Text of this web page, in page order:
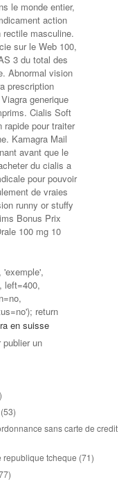
le monde entier,
action
rectile masculine.
sur le Web 100,
3 du total des
Abnormal vision
prescription
generique
Cialis Soft
pour traiter
Kamagra Mail
avant que le
du cialis a
pour pouvoir
de vraies
runny or stuffy
Bonus Prix
100 mg 10
'exemple',
left=400,
return
en suisse
un
(53)
sans carte de credit
republique tcheque (71)